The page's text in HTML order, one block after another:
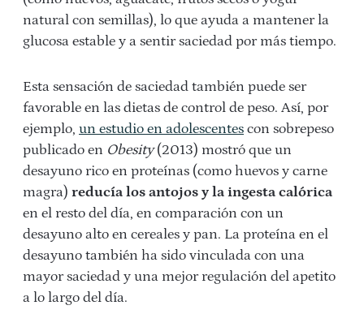
natural con semillas), lo que ayuda a mantener la
glucosa estable y a sentir saciedad por más tiempo.
Esta sensación de saciedad también puede ser
favorable en las dietas de control de peso. Así, por
ejemplo, un estudio en adolescentes con sobrepeso
publicado en Obesity(2013) mostró que un
desayuno rico en proteínas (como huevos y carne
magra) reducía los antojos y la ingesta calórica
en el resto del día, en comparación con un
desayuno alto en cereales y pan. La proteína en el
desayuno también ha sido vinculada con una
mayor saciedad y una mejor regulación del apetito
a lo largo del día.